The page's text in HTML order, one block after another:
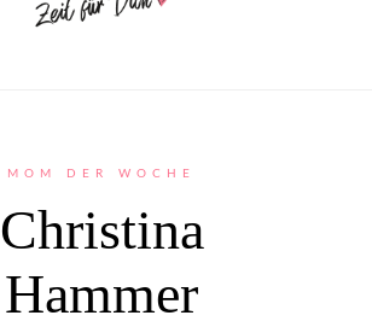
MOM DER WOCHE
Christina
Hammer